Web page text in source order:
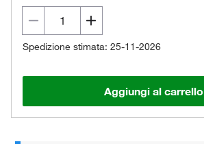
Spedizione stimata: 25-11-2026
Aggiungi al carrello